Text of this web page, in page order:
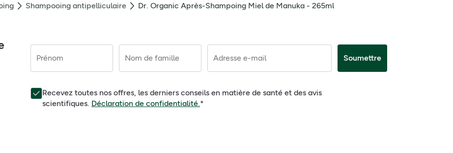
Shampooing antipelliculaire Dr. Organic Après-Shampoing Miel de Manuka - 265ml
Prénom Nom de famille Adresse e-mail Soumettre
Recevez toutes nos offres, les derniers conseils en matière de santé et des avis
scientifiques. Déclaration de confidentialité.*